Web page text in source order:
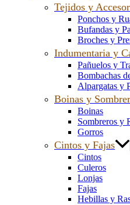
Tejidos y
Ponchos y
Bufandas y
Broches y
Indumentaria y
Pañuelos y
Bombachas
Alpargatas y
Boinas y
Boinas
Sombreros y
Gorros
Cintos y Fajas
Cintos
Culeros
Lonjas
Fajas
Hebillas y